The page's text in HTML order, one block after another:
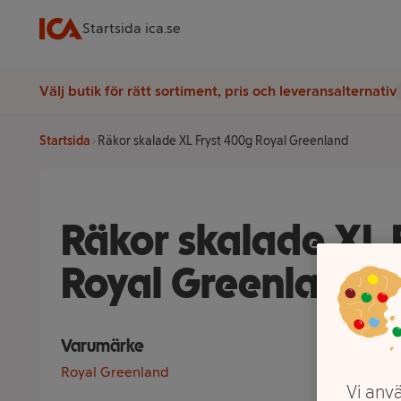
Startsida ica.se
Välj butik för rätt sortiment, pris och leveransalternativ
Startsida Räkor skalade XL Fryst 400g Royal Greenland
Räkor skalade XL
Royal Greenland
Varumärke
Royal Greenland
Vi